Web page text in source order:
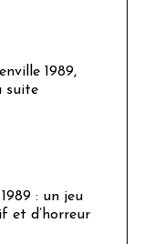
1989,
suite
: un jeu
et d’horreur